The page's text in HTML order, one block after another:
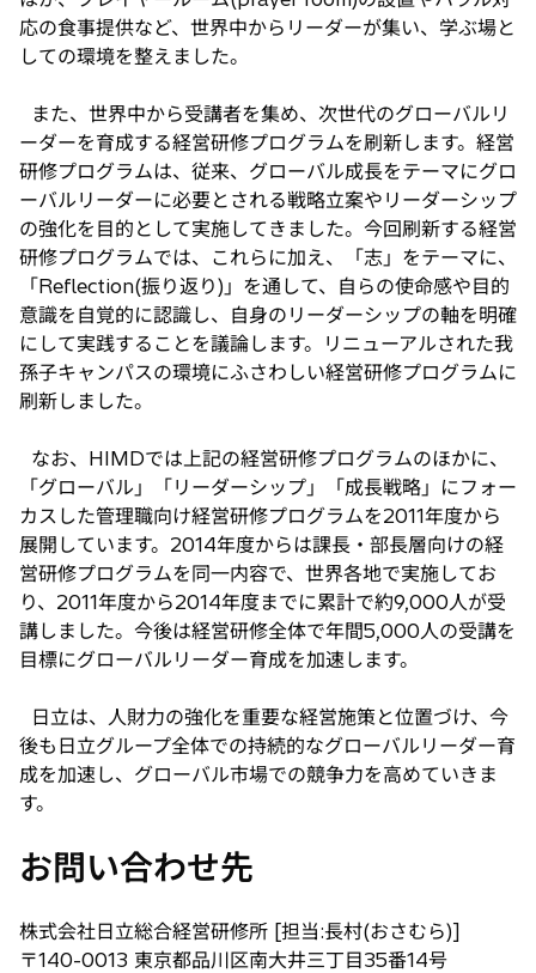
応の食事提供など、世界中からリーダーが集い、学ぶ場と
しての環境を整えました。
また、世界中から受講者を集め、次世代のグローバルリ
ーダーを育成する経営研修プログラムを刷新します。経営
研修プログラムは、従来、グローバル成長をテーマにグロ
ーバルリーダーに必要とされる戦略立案やリーダーシップ
の強化を目的として実施してきました。今回刷新する経営
研修プログラムでは、これらに加え、「志」をテーマに、
「Reflection(振り返り)」を通して、自らの使命感や目的
意識を自覚的に認識し、自身のリーダーシップの軸を明確
にして実践することを議論します。リニューアルされた我
孫子キャンパスの環境にふさわしい経営研修プログラムに
刷新しました。
なお、HIMDでは上記の経営研修プログラムのほかに、
「グローバル」「リーダーシップ」「成長戦略」にフォー
カスした管理職向け経営研修プログラムを2011年度から
展開しています。2014年度からは課長・部長層向けの経
営研修プログラムを同一内容で、世界各地で実施してお
り、2011年度から2014年度までに累計で約9,000人が受
講しました。今後は経営研修全体で年間5,000人の受講を
目標にグローバルリーダー育成を加速します。
日立は、人財力の強化を重要な経営施策と位置づけ、今
後も日立グループ全体での持続的なグローバルリーダー育
成を加速し、グローバル市場での競争力を高めていきま
す。
お問い合わせ先
株式会社日立総合経営研修所 [担当:長村(おさむら)]
〒140-0013 東京都品川区南大井三丁目35番14号